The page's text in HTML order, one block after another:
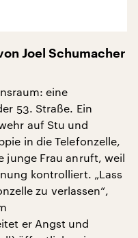
Joel Schumacher
eine
53. Straße. Ein
auf Stu und
in die Telefonzelle,
junge Frau anruft, weil
kontrolliert. „Lass
zu verlassen“,
er Angst und